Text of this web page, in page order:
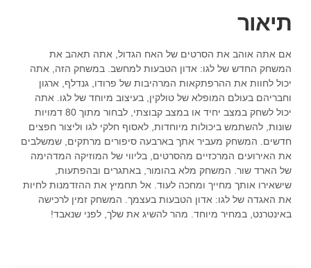
תיאור
אם אתה אוהב את הסרטים של האח הגדול, אתה תאהב את
המשחק החדש של לגו: אדון הטבעות למחשב. במשחק הזה, אתה
יכול לחוות את ההרפתקאות המרהיבות של פרודו, גנדלף, ארגון
וחבריהם בעולם המופלא של טולקין, בעיצוב מיוחד של לגו. אתה
יכול לשחק במצב יחיד או במצב קבוצתי, לבחור מתוך 80 דמויות
שונות, להשתמש ביכולות מיוחדות, לאסוף חלקי לגו וליצור חפצים
חדשים. המשחק מעביר אתך בארבעה סיפורים מרתקים, שמשלבים
את האירועים המרכזיים מהסרטים, בליווי של המוזיקה המדהימה
של הארד שור. המשחק מלא בהומור, באתגרים ובהפתעות,
שישאירו אותך מחייך ומחכה לעוד. אל תחמיץ את ההזדמנות לחיות
את האגדה של לגו: אדון הטבעות בעצמך. המשחק זמין לרכישה
באינטרנט, במחיר מיוחד. מהר להשיג את שלך, לפני שנאבד!